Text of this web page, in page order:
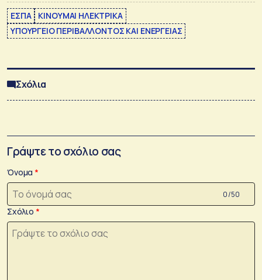
ΕΣΠΑ
ΚΙΝΟΥΜΑΙ ΗΛΕΚΤΡΙΚΑ
ΥΠΟΥΡΓΕΙΟ ΠΕΡΙΒΑΛΛΟΝΤΟΣ ΚΑΙ ΕΝΕΡΓΕΙΑΣ
Σχόλια
Γράψτε το σχόλιο σας
Όνομα
0 /50
Σχόλιο